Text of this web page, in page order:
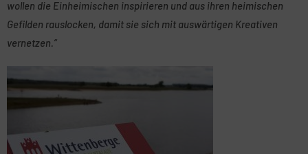
wollen die Einheimischen inspirieren und aus ihren heimischen
Gefilden rauslocken, damit sie sich mit auswärtigen Kreativen
vernetzen.“